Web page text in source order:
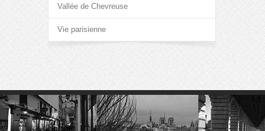
Vallée de Chevreuse
Vie parisienne